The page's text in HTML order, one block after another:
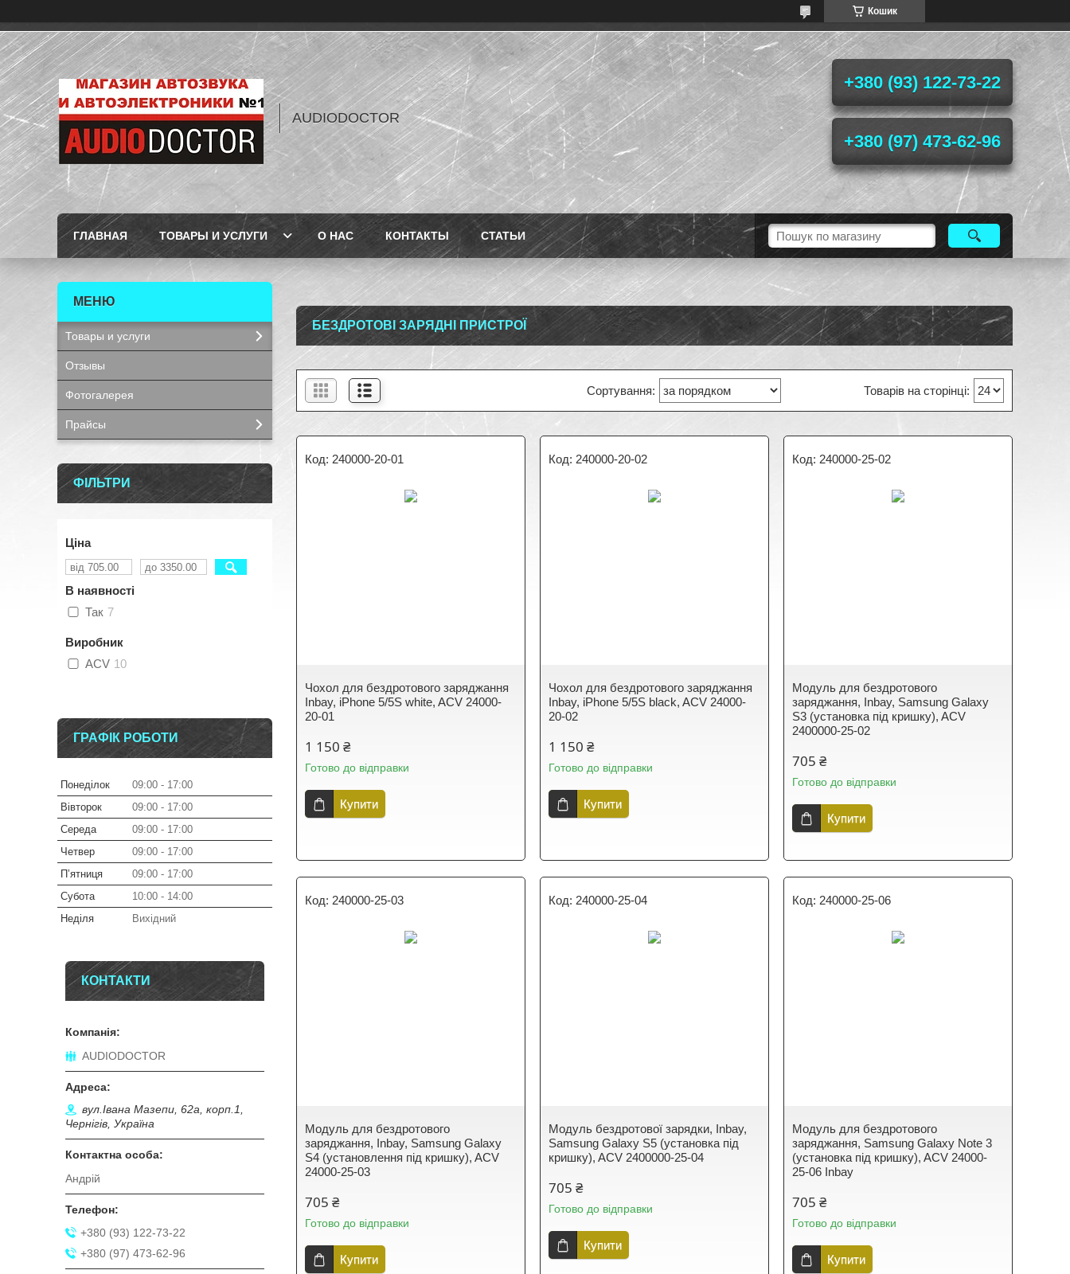
Кошик
AUDIODOCTOR
+380 (93) 122-73-22
+380 (97) 473-62-96
ГЛАВНАЯ ТОВАРЫ И УСЛУГИ О НАС КОНТАКТЫ СТАТЬИ
БЕЗДРОТОВІ ЗАРЯДНІ ПРИСТРОЇ
240000-20-01
Чохол для бездротового заряджання
Inbay, iPhone 5/5S white, ACV 24000-
20-01
1 150 ₴
Готово до відправки
Купити
240000-20-02
Чохол для бездротового заряджання
Inbay, iPhone 5/5S black, ACV 24000-
20-02
1 150 ₴
Готово до відправки
Купити
240000-25-02
Модуль для бездротового
заряджання, Inbay, Samsung Galaxy
S3 (установка під кришку), ACV
2400000-25-02
705 ₴
Готово до відправки
Купити
240000-25-03
Модуль для бездротового
заряджання, Inbay, Samsung Galaxy
S4 (установлення під кришку), ACV
24000-25-03
705 ₴
Готово до відправки
Купити
240000-25-04
Модуль бездротової зарядки, Inbay,
Samsung Galaxy S5 (установка під
кришку), ACV 2400000-25-04
705 ₴
Готово до відправки
Купити
240000-25-06
Модуль для бездротового
заряджання, Samsung Galaxy Note 3
(установка під кришку), ACV 24000-
25-06 Inbay
705 ₴
Готово до відправки
Купити
Товары и услуги
Отзывы
Фотогалерея
Прайсы
ФІЛЬТРИ
Ціна
В наявності
Так 7
Виробник
ACV 10
ГРАФІК РОБОТИ
Понеділок 09:00
17:00
Вівторок
09:00
17:00
Середа
09:00
17:00
Четвер
09:00
17:00
Пʼятниця
09:00
17:00
Субота
10:00
14:00
Неділя
Вихідний
КОНТАКТИ
AUDIODOCTOR
вул.Івана Мазепи, 62а, корп.1,
Чернігів, Україна
Андрій
+380 (93) 122-73-22
+380 (97) 473-62-96